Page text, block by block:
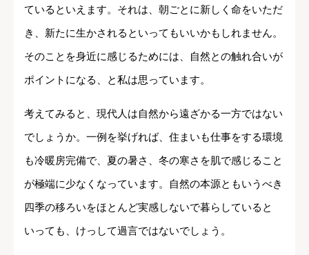
ているといえます。それは、朝ごとに新しく命をいただ
き、新たに生かされるといってもいいかもしれません。
そのことを身近に感じるためには、自然との触れ合いが
ポイントになる、と私は思っています。
考えてみると、現代人は自然から遠ざかる一方ではない
でしょうか。一例を挙げれば、住まいも仕事をする環境
も冷暖房完備で、夏の暑さ、冬の寒さを肌で感じること
が極端に少なくなっています。自然の本源ともいうべき
四季の移ろいをほとんど実感しないで暮らしていると
いっても、けっして過言ではないでしょう。